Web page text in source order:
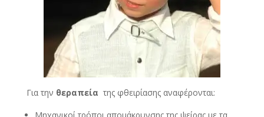
Για την θεραπεία της φθειρίασης αναφέρονται: